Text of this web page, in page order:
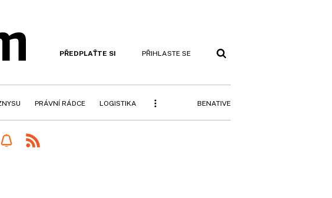
PŘEDPLAŤTE SI PŘIHLASTE SE
PRÁVNÍ RÁDCE LOGISTIKA BENATIVE